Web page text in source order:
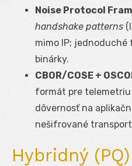
Noise Protocol
handshake patterns
mimo IP;
binárky.
CBOR/COSE +
formát pre
dôvernosť na
nešifrované
Hybridný